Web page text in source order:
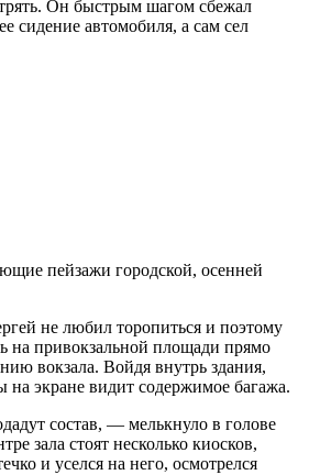
Он быстрым шагом сбежал
сидение автомобиля, а сам сел
пейзажи городской, осенней
не любил торопиться и поэтому
на привокзальной площади прямо
вокзала. Войдя внутрь здания,
на экране видит содержимое багажа.
состав, — мелькнуло в голове
зала стоят несколько киосков,
и уселся на него, осмотрелся